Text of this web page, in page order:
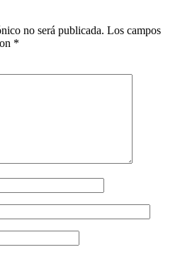
no será publicada. Los campos
*